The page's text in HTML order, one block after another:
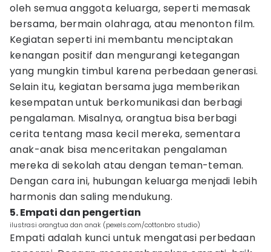
oleh semua anggota keluarga, seperti memasak
bersama, bermain olahraga, atau menonton film.
Kegiatan seperti ini membantu menciptakan
kenangan positif dan mengurangi ketegangan
yang mungkin timbul karena perbedaan generasi.
Selain itu, kegiatan bersama juga memberikan
kesempatan untuk berkomunikasi dan berbagi
pengalaman. Misalnya, orangtua bisa berbagi
cerita tentang masa kecil mereka, sementara
anak-anak bisa menceritakan pengalaman
mereka di sekolah atau dengan teman-teman.
Dengan cara ini, hubungan keluarga menjadi lebih
harmonis dan saling mendukung.
5. Empati dan pengertian
ilustrasi orangtua dan anak (pexels.com/cottonbro studio)
Empati adalah kunci untuk mengatasi perbedaan